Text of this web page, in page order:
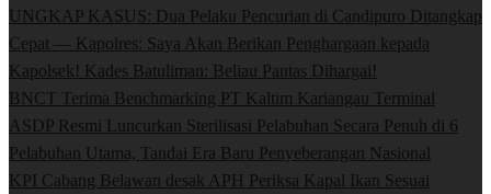
UNGKAP KASUS: Dua Pelaku Pencurian di Candipuro Ditangkap
Cepat — Kapolres: Saya Akan Berikan Penghargaan kepada
Kapolsek! Kades Batuliman: Beliau Pantas Dihargai!
BNCT Terima Benchmarking PT Kaltim Kariangau Terminal
ASDP Resmi Luncurkan Sterilisasi Pelabuhan Secara Penuh di 6
Pelabuhan Utama, Tandai Era Baru Penyeberangan Nasional
KPI Cabang Belawan desak APH Periksa Kapal Ikan Sesuai